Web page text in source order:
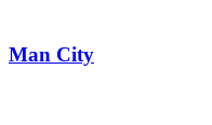
Man City